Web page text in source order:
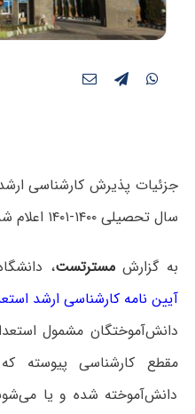
جزئیات پذیرش کارشناسی
سال تحصیلی ۱۴۰۰-۱۴۰۱ اعلام شد.
به گزارشمسترتست،
آیین نامه کارشناسی ارشد
دانش‌آموخته شده و یا